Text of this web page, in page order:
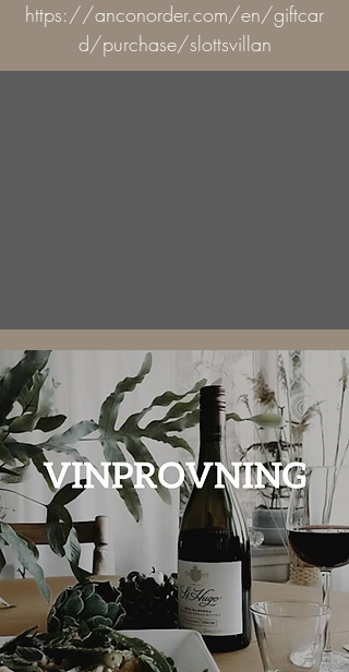
https://anconorder.com/en/giftcar
d/purchase/slottsvillan